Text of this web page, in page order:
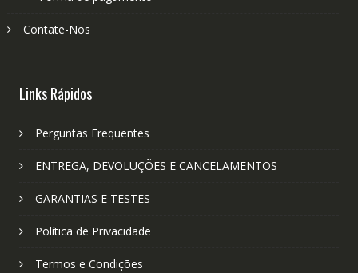
Contate-Nos
Links Rápidos
Perguntas Frequentes
ENTREGA, DEVOLUÇÕES E CANCELAMENTOS
GARANTIAS E TESTES
Política de Privacidade
Termos e Condições